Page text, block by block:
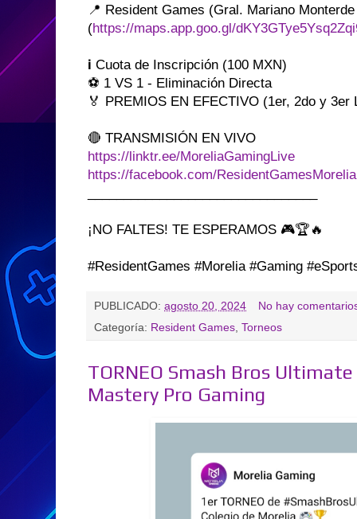
📍 Resident Games (Gral. Mariano
(https://maps.app.goo.gl/
ℹ️ Cuota de Inscripción (100 MXN)
⚽ 1 VS 1 - Eliminación Directa
🏅 PREMIOS EN EFECTIVO (1er, 2do y 3er
🔴 TRANSMISIÓN EN VIVO
https://linktr.ee/MoreliaGamingLive
https://facebook.com/ResidentGamesMorelia
¡NO FALTES! TE ESPERAMOS 🎮🏆🔥
#ResidentGames #Morelia #Gaming
PUBLICADO: agosto 20, 2024
No hay
Categoría: Resident Games Torneos
TORNEO Smash Bros
Mastery Pro Gaming